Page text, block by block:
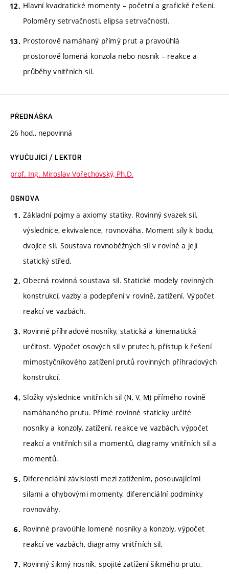
Hlavní kvadratické momenty – početní a grafické řešení.
Poloměry setrvačnosti, elipsa setrvačnosti.
Prostorově namáhaný přímý prut a pravoúhlá
prostorově lomená konzola nebo nosník – reakce a
průběhy vnitřních sil.
PŘEDNÁŠKA
26 hod., nepovinná
VYUČUJÍCÍ / LEKTOR
prof. Ing. Miroslav Vořechovský, Ph.D.
OSNOVA
Základní pojmy a axiomy statiky. Rovinný svazek sil,
výslednice, ekvivalence, rovnováha. Moment síly k bodu,
dvojice sil. Soustava rovnoběžných sil v rovině a její
statický střed.
Obecná rovinná soustava sil. Statické modely rovinných
konstrukcí, vazby a podepření v rovině, zatížení. Výpočet
reakcí ve vazbách.
Rovinné příhradové nosníky, statická a kinematická
určitost. Výpočet osových sil v prutech, přístup k řešení
mimostyčníkového zatížení prutů rovinných příhradových
konstrukcí.
Složky výslednice vnitřních sil (N, V, M) přímého rovině
namáhaného prutu. Přímé rovinné staticky určité
nosníky a konzoly, zatížení, reakce ve vazbách, výpočet
reakcí a vnitřních sil a momentů, diagramy vnitřních sil a
momentů.
Diferenciální závislosti mezi zatížením, posouvajícími
silami a ohybovými momenty, diferenciální podmínky
rovnováhy.
Rovinné pravoúhle lomené nosníky a konzoly, výpočet
reakcí ve vazbách, diagramy vnitřních sil.
Rovinný šikmý nosník, spojité zatížení šikmého prutu,